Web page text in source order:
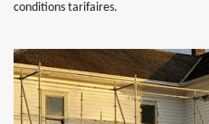
conditions tarifaires.